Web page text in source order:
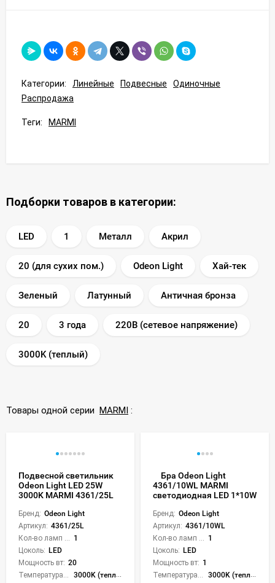
Категории: Линейные Подвесные
Одиночные
Распродажа
Теги: MARMI
Подборки товаров в категории:
LED 1 Металл Акрил
20 (для сухих пом.) Odeon Light Хай-тек
Зеленый Латунный Античная бронза
20 3 года 220В (сетевое напряжение)
3000K (теплый)
Товары одной серии MARMI :
Подвесной светильник
Odeon Light LED 25W
3000K MARMI 4361/25L
Бренд: Odeon Light
Артикул: 4361/25L
1
Цоколь: LED
Мощность вт: 20
3000K (теплый)
Бра Odeon Light
4361/10WL MARMI
светодиодная LED 1*10W
Бренд: Odeon Light
Артикул: 4361/10WL
Кол-во ламп или LED: 1
Цоколь: LED
Мощность вт: 1
Температура света:
3000K (теплый)